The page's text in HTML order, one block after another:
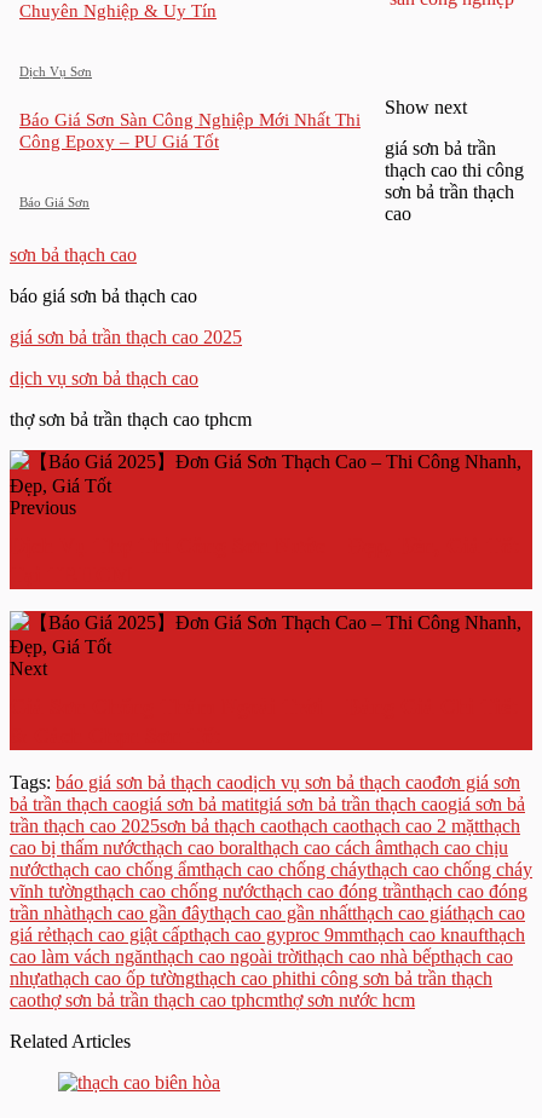
Chuyên Nghiệp & Uy Tín
Dịch Vụ Sơn
Báo Giá Sơn Sàn Công Nghiệp Mới Nhất Thi
Công Epoxy – PU Giá Tốt
Báo Giá Sơn
Show next
giá sơn bả trần
thạch cao thi công
sơn bả trần thạch
cao
sơn bả thạch cao
báo giá sơn bả thạch cao
giá sơn bả trần thạch cao 2025
dịch vụ sơn bả thạch cao
thợ sơn bả trần thạch cao tphcm
Previous
Next
Tags: báo giá sơn bả thạch caodịch vụ sơn bả thạch caođơn giá sơn
bả trần thạch caogiá sơn bả matitgiá sơn bả trần thạch caogiá sơn bả
trần thạch cao 2025sơn bả thạch caothạch caothạch cao 2 mặtthạch
cao bị thấm nướcthạch cao boralthạch cao cách âmthạch cao chịu
nướcthạch cao chống ẩmthạch cao chống cháythạch cao chống cháy
vĩnh tườngthạch cao chống nướcthạch cao đóng trầnthạch cao đóng
trần nhàthạch cao gần đâythạch cao gần nhấtthạch cao giáthạch cao
giá rẻthạch cao giật cấpthạch cao gyproc 9mmthạch cao knaufthạch
cao làm vách ngănthạch cao ngoài trờithạch cao nhà bếpthạch cao
nhựathạch cao ốp tườngthạch cao phithi công sơn bả trần thạch
caothợ sơn bả trần thạch cao tphcmthợ sơn nước hcm
Related Articles